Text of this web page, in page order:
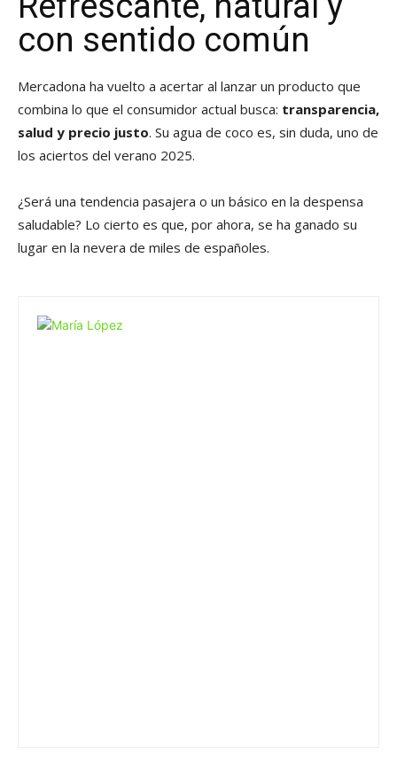
con sentido común
Mercadona ha vuelto a acertar al lanzar un producto que
combina lo que el consumidor actual busca: transparencia,
salud y precio justo. Su agua de coco es, sin duda, uno de
los aciertos del verano 2025.
¿Será una tendencia pasajera o un básico en la despensa
saludable? Lo cierto es que, por ahora, se ha ganado su
lugar en la nevera de miles de españoles.